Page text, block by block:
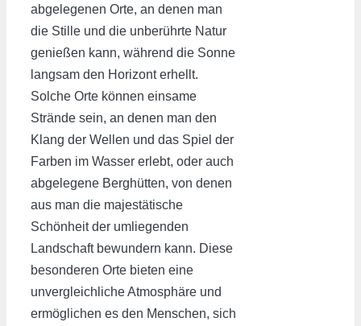
abgelegenen Orte, an denen man
die Stille und die unberührte Natur
genießen kann, während die Sonne
langsam den Horizont erhellt.
Solche Orte können einsame
Strände sein, an denen man den
Klang der Wellen und das Spiel der
Farben im Wasser erlebt, oder auch
abgelegene Berghütten, von denen
aus man die majestätische
Schönheit der umliegenden
Landschaft bewundern kann. Diese
besonderen Orte bieten eine
unvergleichliche Atmosphäre und
ermöglichen es den Menschen, sich